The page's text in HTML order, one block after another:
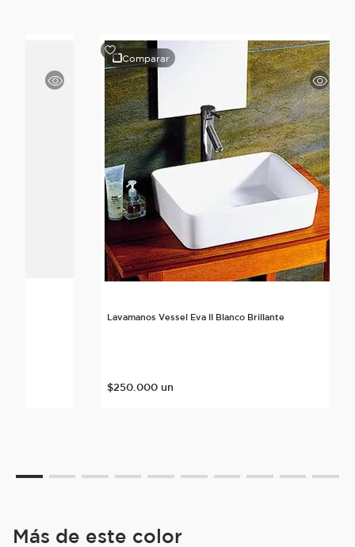
Comparar
Lavamanos Vessel Eva II Blanco Brillante
$250.000 un
Más de este color